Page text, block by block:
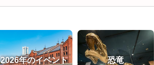
2026年のイベント 恐竜